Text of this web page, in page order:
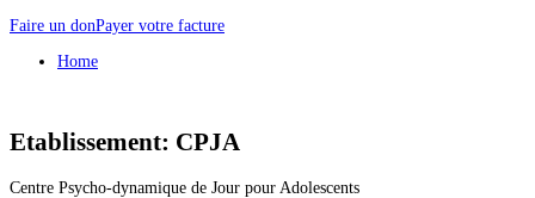
Faire un donPayer votre facture
Home
Etablissement: CPJA
Centre Psycho-dynamique de Jour pour Adolescents